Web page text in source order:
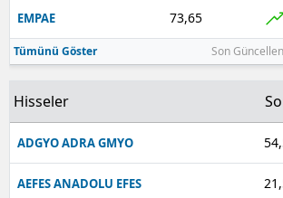
EMPAE 73,65
Tümünü Göster Son
Hisseler
ADGYO ADRA GMYO
AEFES ANADOLU EFES